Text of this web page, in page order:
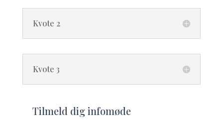
Kvote 2
Kvote 3
Tilmeld dig infomøde